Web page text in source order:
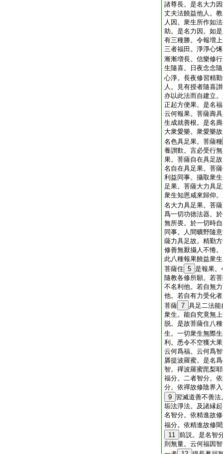
諸尊長。是名大力
丈夫法饒益他人。
人因。衆生所作如
助。是名力因。如
有三種勝。令報増
三者福田。淨淨心
漸漸増長。信樂修
生隨喜。日夜念念
心淨。長夜修習精
人。見有授者隨喜
亦以此法而自建立
正起方便果。是名
云何報果。菩薩壽
生成就善根。是名
大衆愛樂。衆愛樂
名色具足果。菩薩種
養讃歎。言必受行
果。菩薩自在具足
名自在具足果。菩
利益同事。攝取衆
足果。菩薩大力具
衆生知恩咸來歸仰
名大力具足果。菩
爲一切功徳法器。
無所畏。於一切時
同事。人間曠野隨
薩力具足故。精勤
修善無厭攝人不惓
此八種報果饒益衆
菩薩住 5 是報果。
隨教各修所願。若
不名利他。若自無
他。若自有力受化
菩薩 7 具足二法能
衆生。能自究竟無
脱。是故菩薩住八
生。一切衆生無際
利。悉令不空獲大
云何爲福。云何爲
羼提波羅蜜。是名
智。禪波羅蜜毘梨
福分。二者智分。
分。依禪故修陰界
9 習滅道善不善
垢法淨法。及諸縁
名智分。依精進故
福分。依精進故修
11 前説。是名智
則無量。云何福因